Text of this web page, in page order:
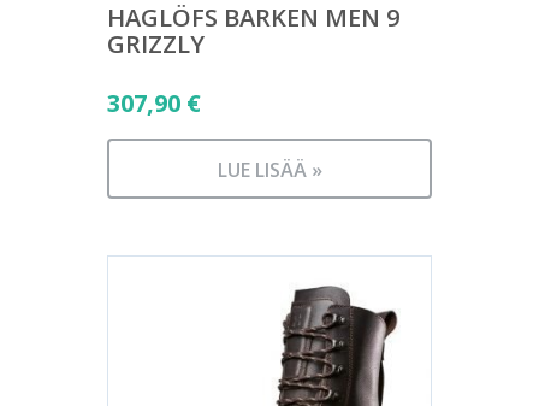
HAGLÖFS BARKEN MEN 9
GRIZZLY
307,90 €
LUE LISÄÄ »